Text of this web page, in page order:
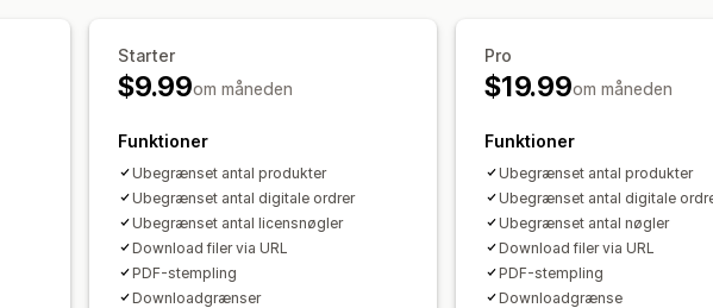
Adgangskode Licensnøgle
Adgangskodebeskyttelse
Starter
$9.99om måneden
Funktioner
Ubegrænset antal produkter
Ubegrænset antal digitale ordrer
Ubegrænset antal licensnøgler
Download filer via URL
PDF-stempling
Downloadgrænser
Pro
$19.99om måneden
Funktioner
Ubegrænset antal produkter
Ubegrænset antal digitale
Ubegrænset antal nøgler
Download filer via URL
PDF-stempling
Downloadgrænse